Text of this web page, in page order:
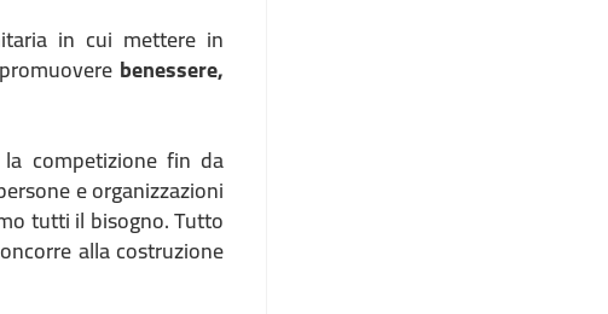
in cui mettere in
benessere,
competizione fin da
e organizzazioni
tutti il bisogno. Tutto
alla costruzione